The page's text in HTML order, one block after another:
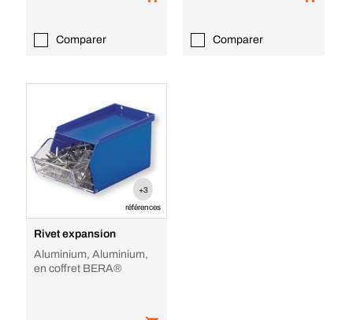
Comparer Comparer
+3
références
Rivet expansion
Aluminium, Aluminium,
en coffret BERA®